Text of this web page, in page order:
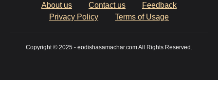
About us Contact us
Feedback
Privacy Policy
Terms of Usage
Copyright © 2025 - eodishasamachar.com All Rights Reserved.